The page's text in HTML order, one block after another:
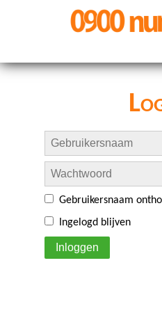
Gebruikersnaam
Ingelogd blijven
Inloggen